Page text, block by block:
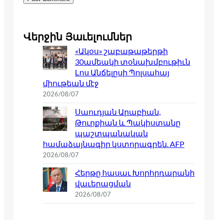
Վերջին Յաւելումներ
«Ակօս» շաբաթաթերթի
30ամեակի տօնախմբութիւն
Լոս Անճելըսի Պոլսահայ
միութեան մէջ
2026/08/07
Սաուդյան Արաբիան,
Թուրքիան և Պակիստանը
պաշտպանական
համաձայնագիր կստորագրեն. AFP
2026/08/07
Հերթը հասաւ Խորհրդարանի
վաւերացման
2026/08/07